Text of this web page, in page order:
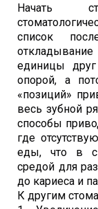
Начать
список
единицы
опорой, а
«позиций»
весь зубной
способы
где
еды, что в
средой для
до кариеса и
К другим